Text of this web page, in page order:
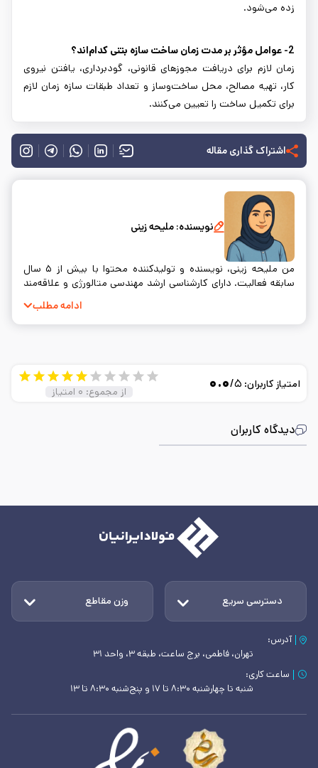
زده می‌شود.
2- عوامل مؤثر بر مدت زمان ساخت سازه بتنی کدام‌اند؟
زمان لازم برای دریافت مجوزهای قانونی، گودبرداری، یافتن نیروی
کار، تهیه مصالح، محل ساخت‌وساز و تعداد طبقات سازه زمان لازم
برای تکمیل ساخت را تعیین می‌کنند.
اشتراک گذاری مقاله
نویسنده: ملیحه زینی
من ملیحه زینی، نویسنده و تولیدکننده محتوا با بیش از ۵ سال
سابقه فعالیت. دارای کارشناسی ارشد مهندسی متالورژی و علاقه‌مند
ادامه مطلب
دیدگاه کاربران
امتیاز کاربران: ۰.۰/۵
از مجموع: ۰ امتیاز
دسترسی سریع وزن مقاطع
آدرس:
تهران، فاطمی، برج ساعت، طبقه ۳، واحد ۳۱
ساعت کاری:
شنبه تا چهارشنبه ۸:۳۰ تا ۱۷ و پنج‌شنبه ۸:۳۰ تا ۱۳